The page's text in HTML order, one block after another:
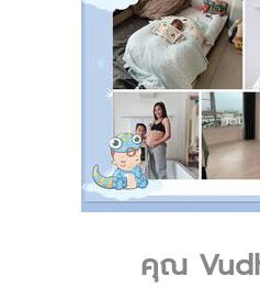
คุณ